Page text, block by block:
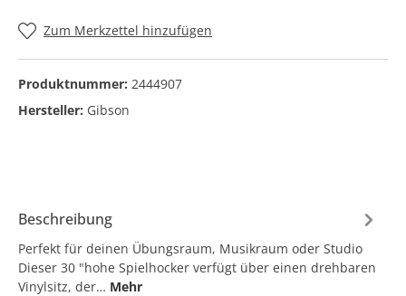
Zum Merkzettel hinzufügen
Produktnummer: 2444907
Hersteller: Gibson
Beschreibung
Perfekt für deinen Übungsraum, Musikraum oder Studio
Dieser 30 "hohe Spielhocker verfügt über einen drehbaren
Vinylsitz, der… Mehr